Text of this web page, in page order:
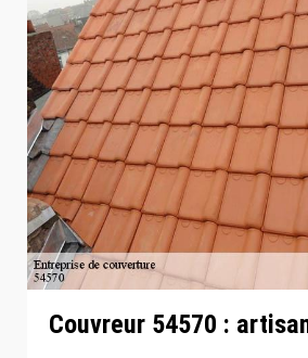
Couvreur 54570 :